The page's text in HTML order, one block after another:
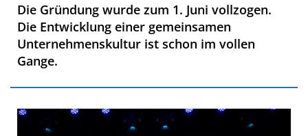
Die Gründung wurde zum 1. Juni vollzogen.
Die Entwicklung einer gemeinsamen
Unternehmenskultur ist schon im vollen
Gange.